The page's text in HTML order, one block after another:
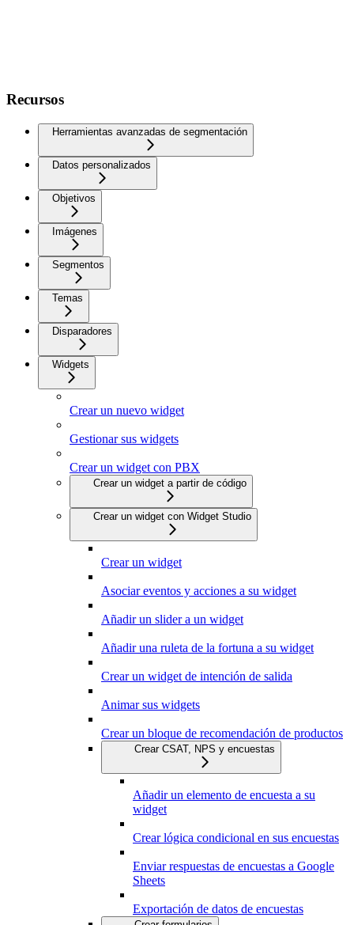
Recursos
Herramientas avanzadas de segmentación
Datos personalizados
Objetivos
Imágenes
Segmentos
Temas
Disparadores
Widgets
Crear un nuevo widget
Gestionar sus widgets
Crear un widget con PBX
Crear un widget a partir de código
Crear un widget con Widget Studio
Crear un widget
Asociar eventos y acciones a su widget
Añadir un slider a un widget
Añadir una ruleta de la fortuna a su widget
Crear un widget de intención de salida
Animar sus widgets
Crear un bloque de recomendación de productos
Crear CSAT, NPS y encuestas
Añadir un elemento de encuesta a su
widget
Crear lógica condicional en sus encuestas
Enviar respuestas de encuestas a Google
Sheets
Exportación de datos de encuestas